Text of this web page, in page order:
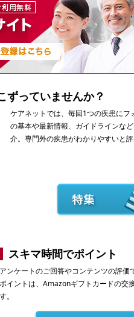
ずっていませんか？
ケアネットでは、毎回1つの疾患にフ
の基本や最新情報、ガイドラインな
介。専門外の疾患がわかりやすいと評
スキマ時間でポイント
ンケートのご回答やコンテンツの評価
イントは、Amazonギフトカードの交
。